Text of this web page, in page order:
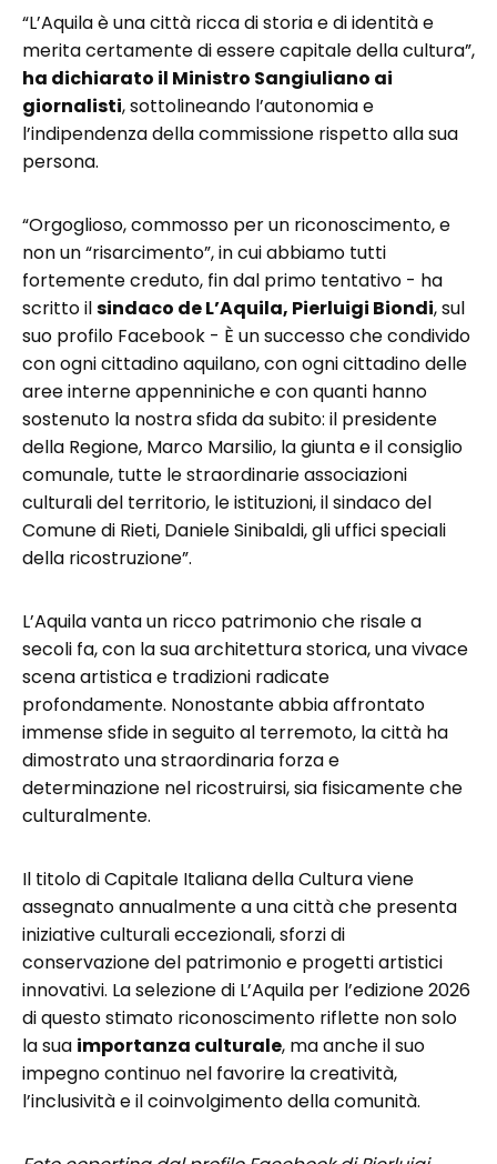
“L’Aquila è una città ricca di storia e di identità e
merita certamente di essere capitale della cultura”,
ha dichiarato il Ministro Sangiuliano ai
giornalisti, sottolineando l’autonomia e
l’indipendenza della commissione rispetto alla sua
persona.
“Orgoglioso, commosso per un riconoscimento, e
non un “risarcimento”, in cui abbiamo tutti
fortemente creduto, fin dal primo tentativo - ha
scritto ilsindaco de L’Aquila, Pierluigi Biondi, sul
suo profilo Facebook - È un successo che condivido
con ogni cittadino aquilano, con ogni cittadino delle
aree interne appenniniche e con quanti hanno
sostenuto la nostra sfida da subito: il presidente
della Regione, Marco Marsilio, la giunta e il consiglio
comunale, tutte le straordinarie associazioni
culturali del territorio, le istituzioni, il sindaco del
Comune di Rieti, Daniele Sinibaldi, gli uffici speciali
della ricostruzione”.
L’Aquila vanta un ricco patrimonio che risale a
secoli fa, con la sua architettura storica, una vivace
scena artistica e tradizioni radicate
profondamente. Nonostante abbia affrontato
immense sfide in seguito al terremoto, la città ha
dimostrato una straordinaria forza e
determinazione nel ricostruirsi, sia fisicamente che
culturalmente.
Il titolo di Capitale Italiana della Cultura viene
assegnato annualmente a una città che presenta
iniziative culturali eccezionali, sforzi di
conservazione del patrimonio e progetti artistici
innovativi. La selezione di L’Aquila per l’edizione 2026
di questo stimato riconoscimento riflette non solo
la sua importanza culturale, ma anche il suo
impegno continuo nel favorire la creatività,
l’inclusività e il coinvolgimento della comunità.